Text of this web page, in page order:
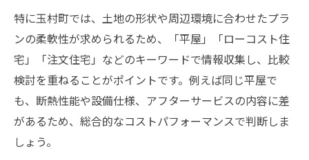
特に玉村町では、土地の形状や周辺環境に合わせたプラ
ンの柔軟性が求められるため、「平屋」「ローコスト住
宅」「注文住宅」などのキーワードで情報収集し、比較
検討を重ねることがポイントです。例えば同じ平屋で
も、断熱性能や設備仕様、アフターサービスの内容に差
があるため、総合的なコストパフォーマンスで判断しま
しょう。